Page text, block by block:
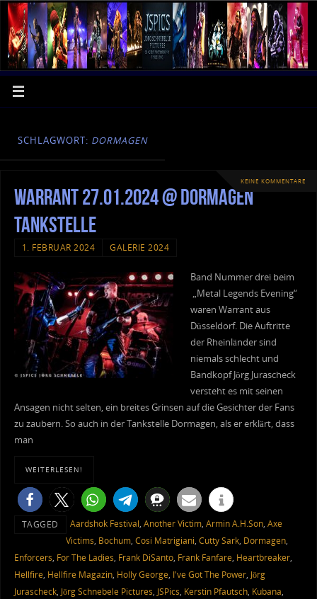
SCHLAGWORT: DORMAGEN
KEINE KOMMENTARE
Warrant 27.01.2024 @ Dormagen
Tankstelle
1. FEBRUAR 2024 GALERIE 2024
Band Nummer drei beim
„Metal Legends Evening“
waren Warrant aus
Düsseldorf. Die Auftritte
der Rheinländer sind
niemals schlecht und
Bandkopf Jörg Jurascheck
versteht es mit seinen
Ansagen nicht selten, ein breites Grinsen auf die Gesichter der Fans
zu zaubern. So auch in der Tankstelle Dormagen, als er erklärt, dass
man
WEITERLESEN!
TAGGED Aardshok Festival, Another Victim, Armin A.H.Son, Axe
Victims, Bochum, Cosi Matrigiani, Cutty Sark, Dormagen,
Enforcers, For The Ladies, Frank DiSanto, Frank Fanfare, Heartbreaker,
Hellfire, Hellfire Magazin, Holly George, I've Got The Power, Jörg
Jurascheck, Jörg Schnebele Pictures, JSPics, Kerstin Pfautsch, Kubana,